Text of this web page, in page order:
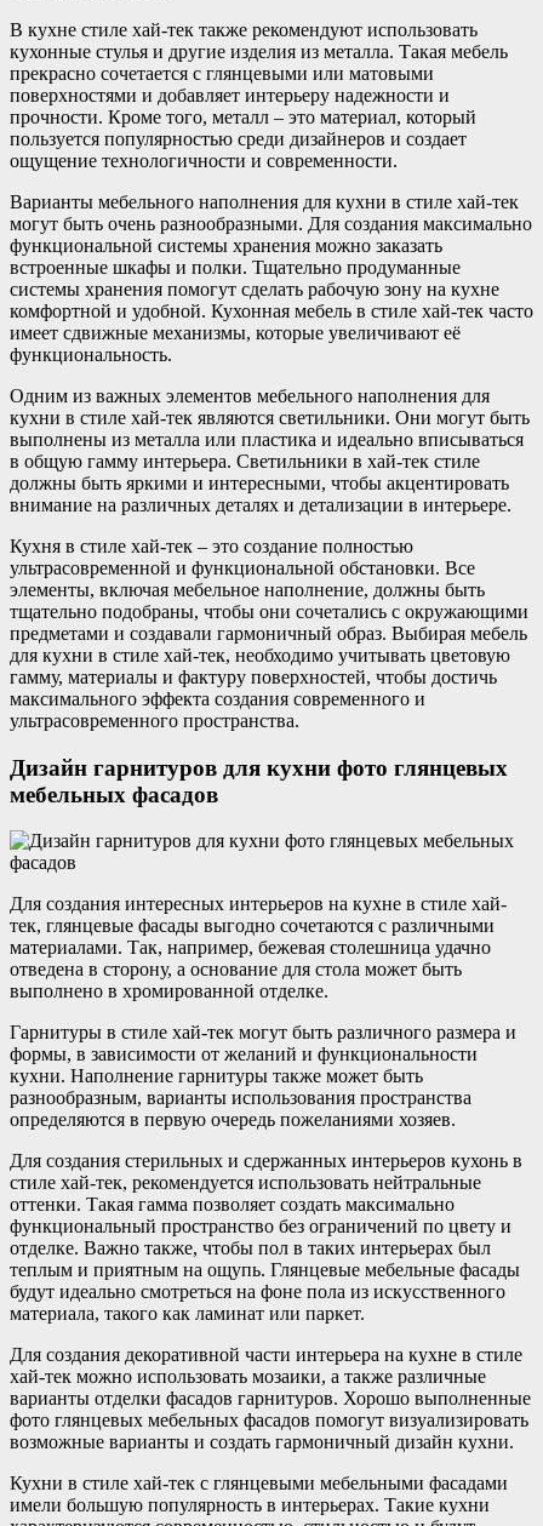
В кухне стиле хай-тек также рекомендуют использовать
кухонные стулья и другие изделия из металла. Такая мебель
прекрасно сочетается с глянцевыми или матовыми
поверхностями и добавляет интерьеру надежности и
прочности. Кроме того, металл – это материал, который
пользуется популярностью среди дизайнеров и создает
ощущение технологичности и современности.
Варианты мебельного наполнения для кухни в стиле хай-тек
могут быть очень разнообразными. Для создания максимально
функциональной системы хранения можно заказать
встроенные шкафы и полки. Тщательно продуманные
системы хранения помогут сделать рабочую зону на кухне
комфортной и удобной. Кухонная мебель в стиле хай-тек часто
имеет сдвижные механизмы, которые увеличивают её
функциональность.
Одним из важных элементов мебельного наполнения для
кухни в стиле хай-тек являются светильники. Они могут быть
выполнены из металла или пластика и идеально вписываться
в общую гамму интерьера. Светильники в хай-тек стиле
должны быть яркими и интересными, чтобы акцентировать
внимание на различных деталях и детализации в интерьере.
Кухня в стиле хай-тек – это создание полностью
ультрасовременной и функциональной обстановки. Все
элементы, включая мебельное наполнение, должны быть
тщательно подобраны, чтобы они сочетались с окружающими
предметами и создавали гармоничный образ. Выбирая мебель
для кухни в стиле хай-тек, необходимо учитывать цветовую
гамму, материалы и фактуру поверхностей, чтобы достичь
максимального эффекта создания современного и
ультрасовременного пространства.
Дизайн гарнитуров для кухни фото глянцевых
мебельных фасадов
Для создания интересных интерьеров на кухне в стиле хай-
тек, глянцевые фасады выгодно сочетаются с различными
материалами. Так, например, бежевая столешница удачно
отведена в сторону, а основание для стола может быть
выполнено в хромированной отделке.
Гарнитуры в стиле хай-тек могут быть различного размера и
формы, в зависимости от желаний и функциональности
кухни. Наполнение гарнитуры также может быть
разнообразным, варианты использования пространства
определяются в первую очередь пожеланиями хозяев.
Для создания стерильных и сдержанных интерьеров кухонь в
стиле хай-тек, рекомендуется использовать нейтральные
оттенки. Такая гамма позволяет создать максимально
функциональный пространство без ограничений по цвету и
отделке. Важно также, чтобы пол в таких интерьерах был
теплым и приятным на ощупь. Глянцевые мебельные фасады
будут идеально смотреться на фоне пола из искусственного
материала, такого как ламинат или паркет.
Для создания декоративной части интерьера на кухне в стиле
хай-тек можно использовать мозаики, а также различные
варианты отделки фасадов гарнитуров. Хорошо выполненные
фото глянцевых мебельных фасадов помогут визуализировать
возможные варианты и создать гармоничный дизайн кухни.
Кухни в стиле хай-тек с глянцевыми мебельными фасадами
имели большую популярность в интерьерах. Такие кухни